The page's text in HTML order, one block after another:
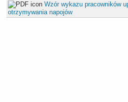
Wzór wykazu pracowników
otrzymywania napojów